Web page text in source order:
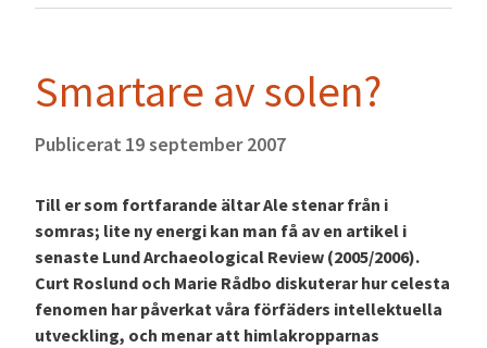
Smartare av solen?
Publicerat 19 september 2007
Till er som fortfarande ältar Ale stenar från i
somras; lite ny energi kan man få av en artikel i
senaste Lund Archaeological Review (2005/2006).
Curt Roslund och Marie Rådbo diskuterar hur celesta
fenomen har påverkat våra förfäders intellektuella
utveckling, och menar att himlakropparnas